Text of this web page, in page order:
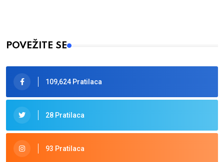
POVEŽITE SE
109,624 Pratilaca
28 Pratilaca
93 Pratilaca